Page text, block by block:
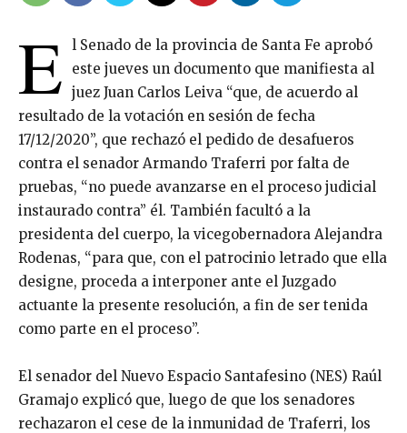
E l Senado de la provincia de Santa Fe aprobó
este jueves un documento que manifiesta al
juez Juan Carlos Leiva “que, de acuerdo al
resultado de la votación en sesión de fecha
17/12/2020”, que rechazó el pedido de desafueros
contra el senador Armando Traferri por falta de
pruebas, “no puede avanzarse en el proceso judicial
instaurado contra” él. También facultó a la
presidenta del cuerpo, la vicegobernadora Alejandra
Rodenas, “para que, con el patrocinio letrado que ella
designe, proceda a interponer ante el Juzgado
actuante la presente resolución, a fin de ser tenida
como parte en el proceso”.
El senador del Nuevo Espacio Santafesino (NES) Raúl
Gramajo explicó que, luego de que los senadores
rechazaron el cese de la inmunidad de Traferri, los